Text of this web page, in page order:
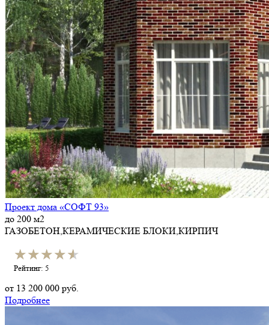
Проект дома «СОФТ 93»
до 200 м2
ГАЗОБЕТОН,КЕРАМИЧЕСКИЕ БЛОКИ,КИРПИЧ
★★★★★
★★★★★
Рейтинг: 5
от 13 200 000 руб.
Подробнее